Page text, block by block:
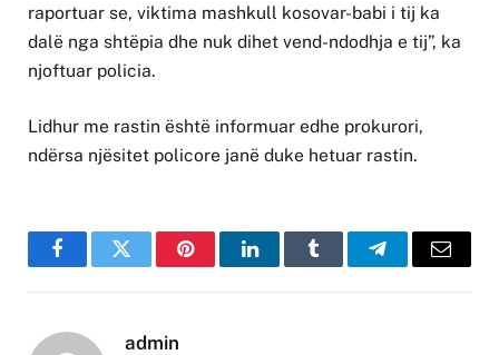
raportuar se, viktima mashkull kosovar-babi i tij ka
dalë nga shtëpia dhe nuk dihet vend-ndodhja e tij”, ka
njoftuar policia.
Lidhur me rastin është informuar edhe prokurori,
ndërsa njësitet policore janë duke hetuar rastin.
FacebookTwitter PinterestLinkedInTumblr TelegramEmail
admin